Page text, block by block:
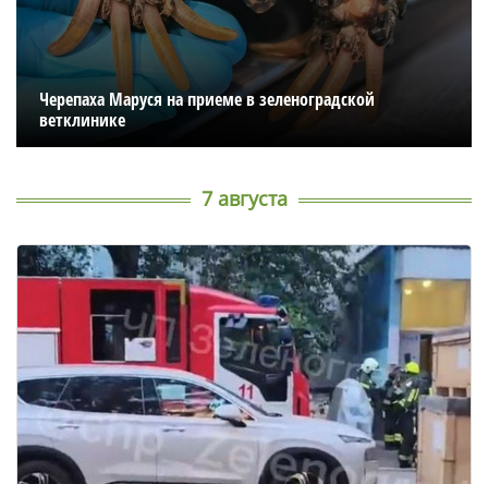
Черепаха Маруся на приеме в зеленоградской
ветклинике
7 августа